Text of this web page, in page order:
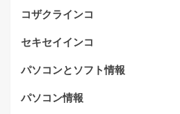
コザクラインコ
セキセイインコ
パソコンとソフト情報
パソコン情報